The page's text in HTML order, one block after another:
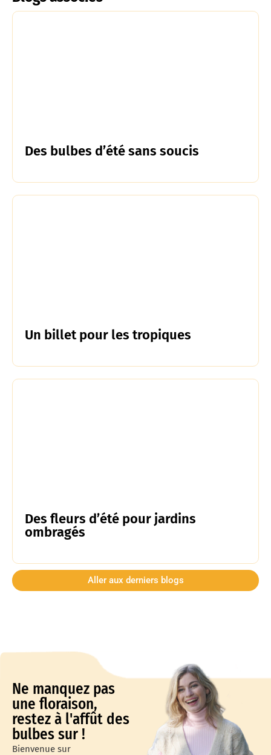
Des bulbes d’été sans soucis
Un billet pour les tropiques
Des fleurs d’été pour jardins
ombragés
Aller aux derniers blogs
Ne manquez pas
une floraison,
restez à l'affût des
bulbes sur !
Bienvenue sur